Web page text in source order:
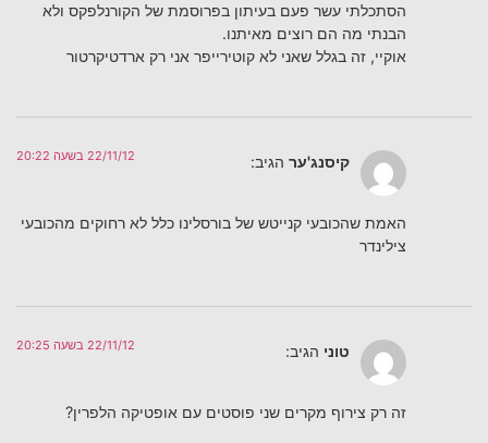
הסתכלתי עשר פעם בעיתון בפרוסמת של הקורנלפקס ולא
הבנתי מה הם רוצים מאיתנו.
אוקיי, זה בגלל שאני לא קוטירייפר אני רק ארדטיקרטור
קיסנג'ער הגיב: 22/11/12 בשעה 20:22
האמת שהכובעי קנייטש של בורסלינו כלל לא רחוקים מהכובעי
צילינדר
טוני הגיב: 22/11/12 בשעה 20:25
זה רק צירוף מקרים שני פוסטים עם אופטיקה הלפרין?